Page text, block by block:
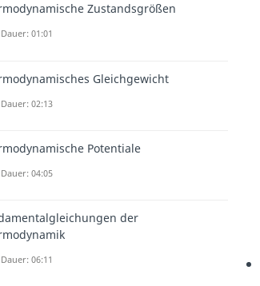
Zustandsgrößen
01:01
Gleichgewicht
02:13
Potentiale
04:05
der
06:11